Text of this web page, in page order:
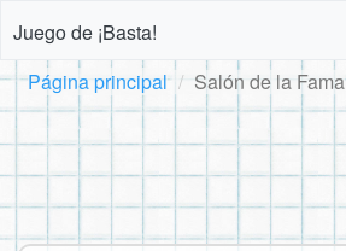
Juego de ¡Basta!
Página principal Salón de la Fama